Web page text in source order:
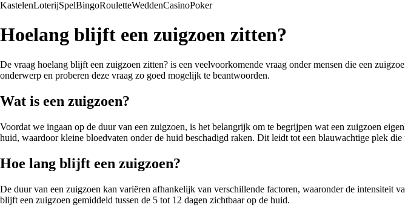
KastelenLoterijSpelBingoRouletteWeddenCasinoPoker
Hoelang blijft een zuigzoen zitten?
De vraag hoelang blijft een zuigzoen zitten? is een veelvoorkomende vraag onder mensen die een
onderwerp en proberen deze vraag zo goed mogelijk te beantwoorden.
Wat is een zuigzoen?
Voordat we ingaan op de duur van een zuigzoen, is het belangrijk om te begrijpen wat een zuigzoen
huid, waardoor kleine bloedvaten onder de huid beschadigd raken. Dit leidt tot een blauwachtige plek
Hoe lang blijft een zuigzoen?
De duur van een zuigzoen kan variëren afhankelijk van verschillende factoren, waaronder de intensiteit
blijft een zuigzoen gemiddeld tussen de 5 tot 12 dagen zichtbaar op de huid.